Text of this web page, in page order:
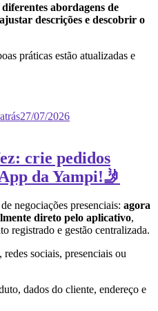
abordagens de
descrições e descobrir o
práticas estão atualizadas e
27/07/2026
crie pedidos
da Yampi!🤳
negociações presenciais: agora
direto pelo aplicativo,
registrado e gestão centralizada.
sociais, presenciais ou
dados do cliente, endereço e